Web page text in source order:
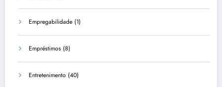
Empregabilidade (1)
Empréstimos (8)
Entretenimento (40)